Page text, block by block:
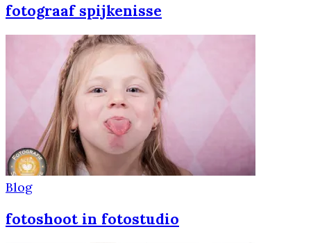
fotograaf spijkenisse
Blog
fotoshoot in fotostudio